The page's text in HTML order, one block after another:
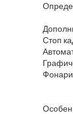
Стоп